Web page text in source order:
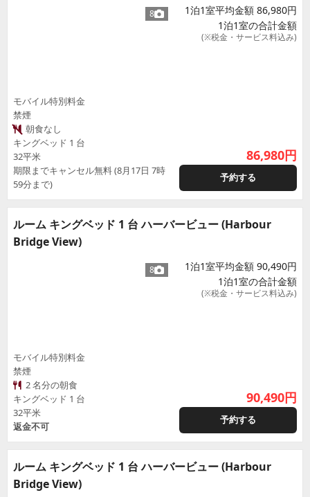
8
モバイル特別料金
禁煙
朝食なし
キングベッド 1 台
32平米
期限までキャンセル無料 (8月17日 7時
59分まで)
1泊1室平均金額 86,980円
1泊1室の合計金額
(※税金・サービス料込み)
86,980円
予約する
ルーム キングベッド 1 台 ハーバービュー (Harbour
Bridge View)
8
モバイル特別料金
禁煙
2 名分の朝食
キングベッド 1 台
32平米
返金不可
1泊1室平均金額 90,490円
1泊1室の合計金額
(※税金・サービス料込み)
90,490円
予約する
ルーム キングベッド 1 台 ハーバービュー (Harbour
Bridge View)